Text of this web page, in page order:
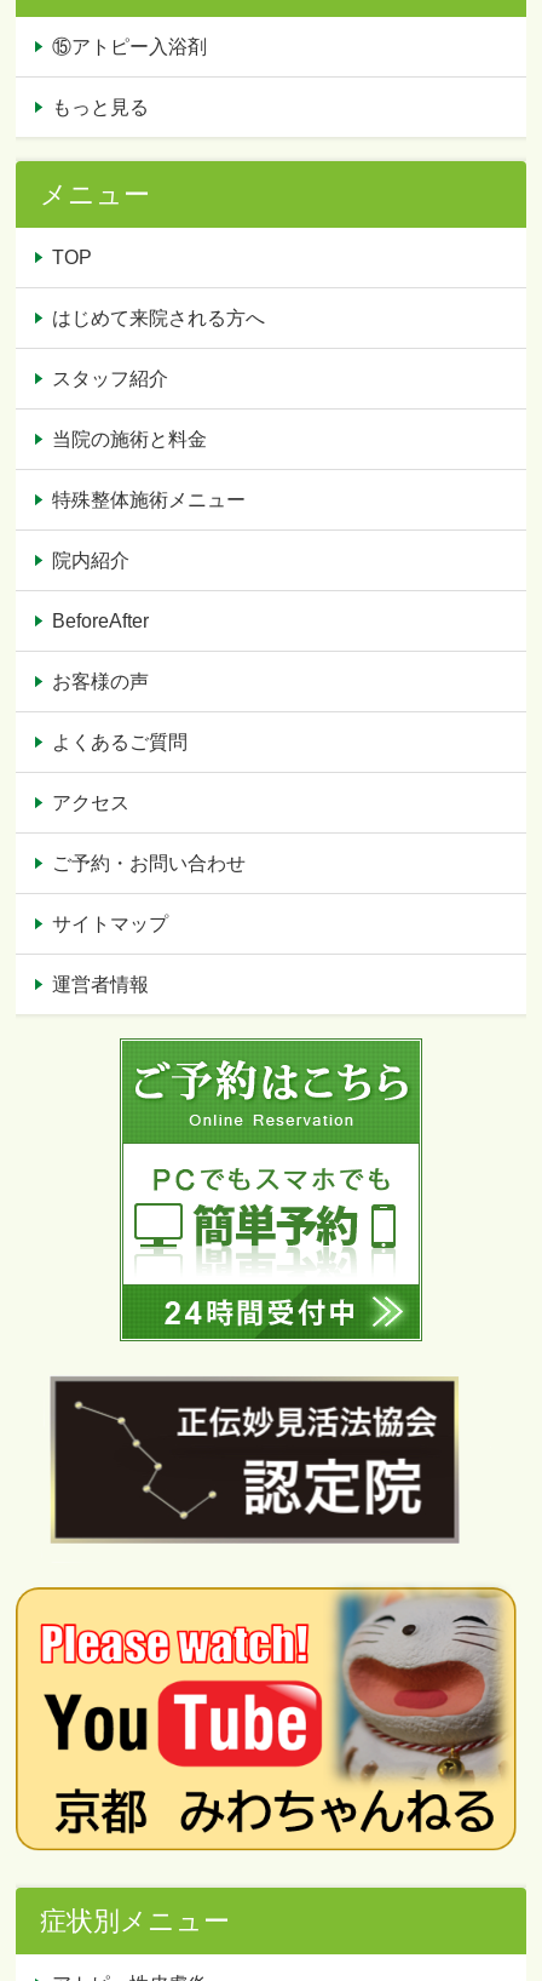
⑮アトピー入浴剤
もっと見る
メニュー
TOP
はじめて来院される方へ
スタッフ紹介
当院の施術と料金
特殊整体施術メニュー
院内紹介
BeforeAfter
お客様の声
よくあるご質問
アクセス
ご予約・お問い合わせ
サイトマップ
運営者情報
症状別メニュー